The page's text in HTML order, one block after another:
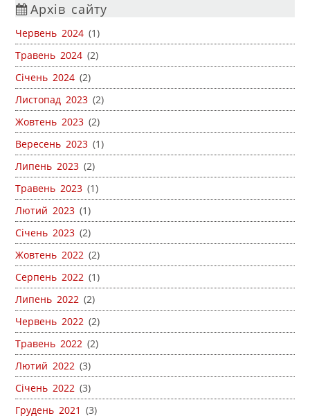
Архів сайту
Червень 2024 (1)
Травень 2024 (2)
Січень 2024 (2)
Листопад 2023 (2)
Жовтень 2023 (2)
Вересень 2023 (1)
Липень 2023 (2)
Травень 2023 (1)
Лютий 2023 (1)
Січень 2023 (2)
Жовтень 2022 (2)
Серпень 2022 (1)
Липень 2022 (2)
Червень 2022 (2)
Травень 2022 (2)
Лютий 2022 (3)
Січень 2022 (3)
Грудень 2021 (3)